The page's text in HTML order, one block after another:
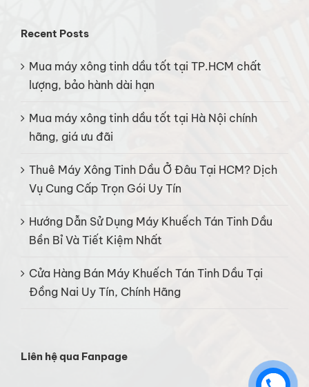
Recent Posts
Mua máy xông tinh dầu tốt tại TP.HCM chất
lượng, bảo hành dài hạn
Mua máy xông tinh dầu tốt tại Hà Nội chính
hãng, giá ưu đãi
Thuê Máy Xông Tinh Dầu Ở Đâu Tại HCM? Dịch
Vụ Cung Cấp Trọn Gói Uy Tín
Hướng Dẫn Sử Dụng Máy Khuếch Tán Tinh Dầu
Bền Bỉ Và Tiết Kiệm Nhất
Cửa Hàng Bán Máy Khuếch Tán Tinh Dầu Tại
Đồng Nai Uy Tín, Chính Hãng
Liên hệ qua Fanpage